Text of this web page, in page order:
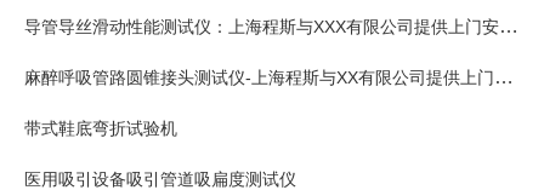
导管导丝滑动性能测试仪：上海程斯与XXX有限公司提供上门安装培训
麻醉呼吸管路圆锥接头测试仪-上海程斯与XX有限公司提供上门安装培训
带式鞋底弯折试验机
医用吸引设备吸引管道吸扁度测试仪